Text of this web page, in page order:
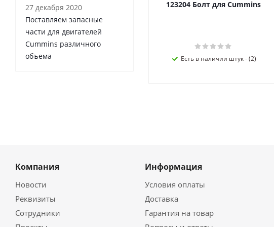
123204 Болт для Cummins
Есть в наличии штук - (2)
27 декабря 2020
Поставляем запасные
части для двигателей
Cummins различного
объема
Компания
Новости
Реквизиты
Сотрудники
Информация
Условия оплаты
Доставка
Гарантия на товар